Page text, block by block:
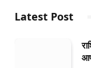
Latest Post